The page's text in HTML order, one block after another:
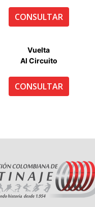
CONSULTAR
Vuelta
Al Circuito
CONSULTAR